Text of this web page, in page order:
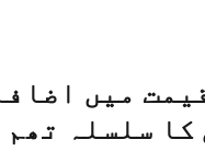
میں
کا سلسلہ تھم